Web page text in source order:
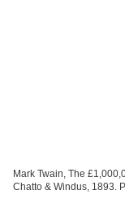
Mark Twain, The
Chatto & Windus, 1893.